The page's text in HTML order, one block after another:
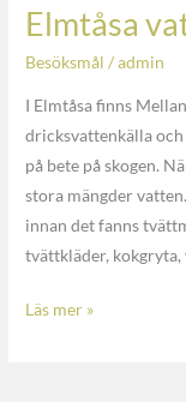
Elmtåsa
Besöksmål /admin
I Elmtåsa finns
dricksvattenkälla
på bete på skogen.
stora mängder
innan det fanns
tvättkläder,
Läs mer »